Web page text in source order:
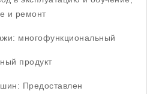
и ремонт
многофункциональный
продукт
Предоставлен